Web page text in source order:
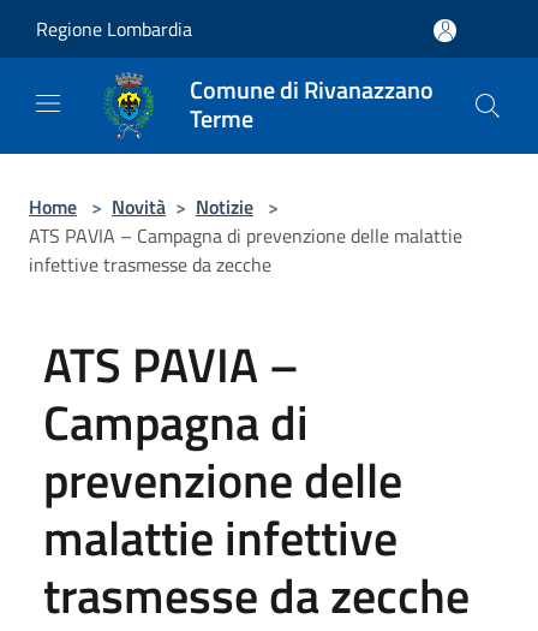
Regione Lombardia
Comune di Rivanazzano
Terme
Home > Novità > Notizie >
ATS PAVIA – Campagna di prevenzione delle malattie
infettive trasmesse da zecche
ATS PAVIA –
Campagna di
prevenzione delle
malattie infettive
trasmesse da zecche